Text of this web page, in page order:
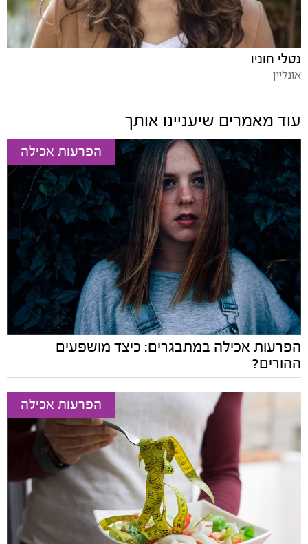
נטלי חוניו
אונליין
עוד מאמרים שיעניינו אותך
הפרעות אכילה
הפרעות אכילה במתבגרים: כיצד מושפעים
ההורים?
הפרעות אכילה